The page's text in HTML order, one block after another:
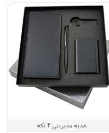
هدیه مدیریتی 4 تکه